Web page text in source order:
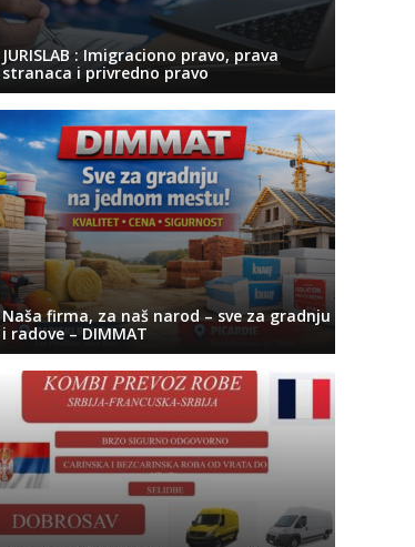
JURISLAB : Imigraciono pravo, prava
stranaca i privredno pravo
Naša firma, za naš narod – sve za gradnju
i radove – DIMMAT